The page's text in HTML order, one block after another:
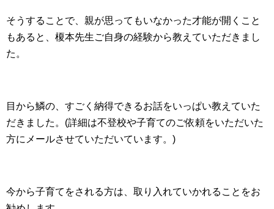
そうすることで、親が思ってもいなかった才能が開くこと
もあると、榎本先生ご自身の経験から教えていただきまし
た。
目から鱗の、すごく納得できるお話をいっぱい教えていた
だきました。(詳細は不登校や子育てのご依頼をいただいた
方にメールさせていただいています。)
今から子育てをされる方は、取り入れていかれることをお